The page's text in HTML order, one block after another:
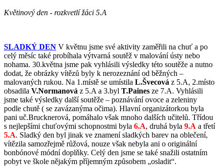
Květinový den - rozkvetlí žáci 5.A
SLADKÝ DEN V květnu jsme své aktivity zaměřili na chuť a po
celý měsíc také probíhala výtvarná soutěž v malování ústy nebo
nohama. 30.května jsme pak vyhlásili výsledky této soutěže a nutno
dodat, že obrázky vítězů byly k nerozeznání od běžných –
malovaných rukou. Na 1.místě se umístila L.Švecová z 5.A, 2.místo
obsadila V.Normanová z 5.A a 3.byl T.Paines ze 7.A. Vyhlásili
jsme také výsledky další soutěže – poznávání ovoce a zeleniny
podle chutě ( se zavázanýma očima). Hlavní organizátorkou byla
pani uč.Brucknerová, pomáhalo však mnoho dalších učitelů. Třídou
s nejlepšími chuťovými schopnostmi byla 6.A, druhá byla 9.A a třetí
5.A. Sladký den byl jinak ve znamení sladkých barev na oblečení,
vítězila samozřejmě růžová, nouze však nebyla ani o originální
bonbónové módní doplňky. Celý den jsme se také snažili ostatním
pobyt ve škole nějakým příjemným způsobem „osladit“.